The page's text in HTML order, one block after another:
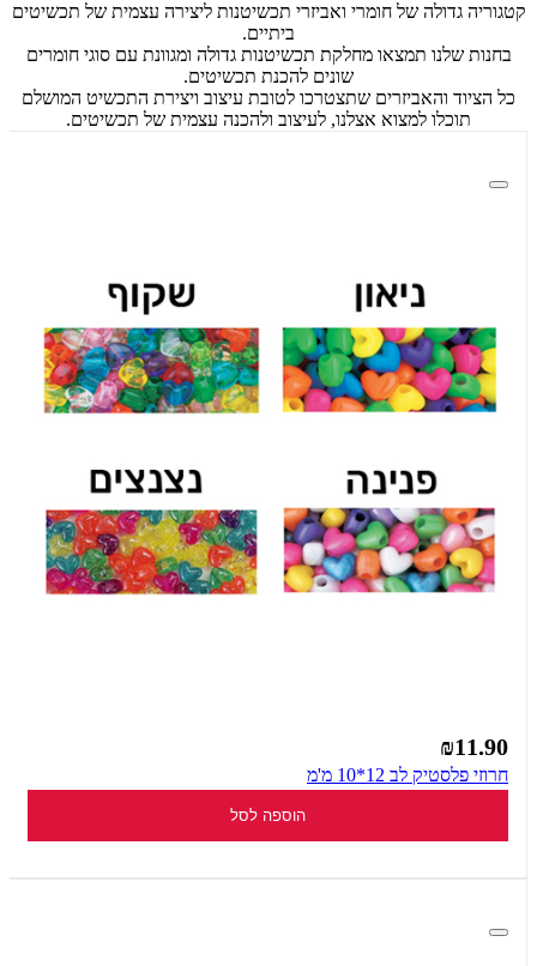
קטגוריה גדולה של חומרי ואביזרי תכשיטנות ליצירה עצמית של תכשיטים
ביתיים.
בחנות שלנו תמצאו מחלקת תכשיטנות גדולה ומגוונת עם סוגי חומרים
שונים להכנת תכשיטים.
כל הציוד והאביזרים שתצטרכו לטובת עיצוב ויצירת התכשיט המושלם
תוכלו למצוא אצלנו, לעיצוב ולהכנה עצמית של תכשיטים.
₪11.90
חרוזי פלסטיק לב 12*10 מ'מ
הוספה לסל